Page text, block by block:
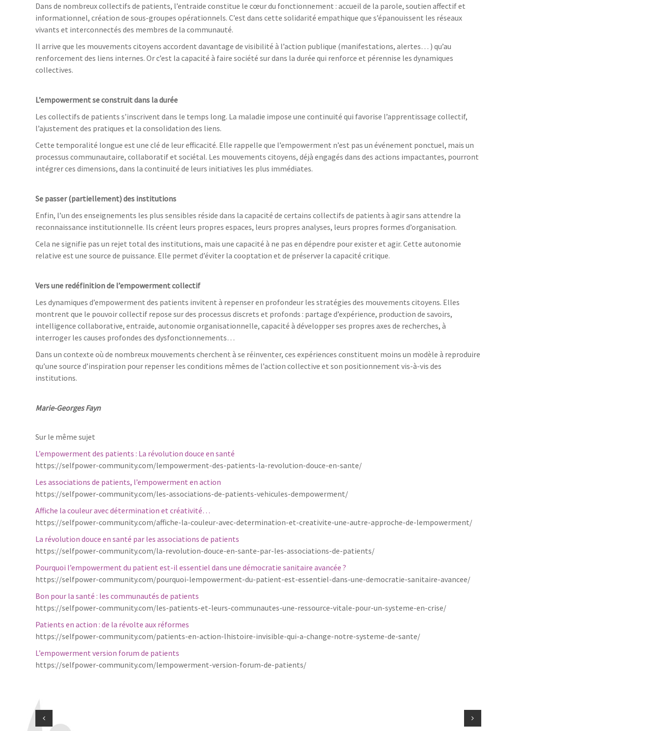
Dans de nombreux collectifs de patients, l’entraide constitue le cœur du fonctionnement : accueil de la parole, soutien affectif et
informationnel, création de sous-groupes opérationnels. C’est dans cette solidarité empathique que s’épanouissent les réseaux
vivants et interconnectés des membres de la communauté.
Il arrive que les mouvements citoyens accordent davantage de visibilité à l’action publique (manifestations, alertes… ) qu’au
renforcement des liens internes. Or c’est la capacité à faire société sur dans la durée qui renforce et pérennise les dynamiques
collectives.
L’empowerment se construit dans la durée
Les collectifs de patients s’inscrivent dans le temps long. La maladie impose une continuité qui favorise l’apprentissage collectif,
l’ajustement des pratiques et la consolidation des liens.
Cette temporalité longue est une clé de leur efficacité. Elle rappelle que l’empowerment n’est pas un événement ponctuel, mais un
processus communautaire, collaboratif et sociétal. Les mouvements citoyens, déjà engagés dans des actions impactantes, pourront
intégrer ces dimensions, dans la continuité de leurs initiatives les plus immédiates.
Se passer (partiellement) des institutions
Enfin, l’un des enseignements les plus sensibles réside dans la capacité de certains collectifs de patients à agir sans attendre la
reconnaissance institutionnelle. Ils créent leurs propres espaces, leurs propres analyses, leurs propres formes d’organisation.
Cela ne signifie pas un rejet total des institutions, mais une capacité à ne pas en dépendre pour exister et agir. Cette autonomie
relative est une source de puissance. Elle permet d’éviter la cooptation et de préserver la capacité critique.
Vers une redéfinition de l’empowerment collectif
Les dynamiques d’empowerment des patients invitent à repenser en profondeur les stratégies des mouvements citoyens. Elles
montrent que le pouvoir collectif repose sur des processus discrets et profonds : partage d’expérience, production de savoirs,
intelligence collaborative, entraide, autonomie organisationnelle, capacité à développer ses propres axes de recherches, à
interroger les causes profondes des dysfonctionnements…
Dans un contexte où de nombreux mouvements cherchent à se réinventer, ces expériences constituent moins un modèle à reproduire
qu’une source d’inspiration pour repenser les conditions mêmes de l’action collective et son positionnement vis-à-vis des
institutions.
Marie-Georges Fayn
Sur le même sujet
L’empowerment des patients : La révolution douce en santé
https://selfpower-community.com/lempowerment-des-patients-la-revolution-douce-en-sante/
Les associations de patients, l’empowerment en action
https://selfpower-community.com/les-associations-de-patients-vehicules-dempowerment/
Affiche la couleur avec détermination et créativité…
https://selfpower-community.com/affiche-la-couleur-avec-determination-et-creativite-une-autre-approche-de-lempowerment/
La révolution douce en santé par les associations de patients
https://selfpower-community.com/la-revolution-douce-en-sante-par-les-associations-de-patients/
Pourquoi l’empowerment du patient est-il essentiel dans une démocratie sanitaire avancée ?
https://selfpower-community.com/pourquoi-lempowerment-du-patient-est-essentiel-dans-une-democratie-sanitaire-avancee/
Bon pour la santé : les communautés de patients
https://selfpower-community.com/les-patients-et-leurs-communautes-une-ressource-vitale-pour-un-systeme-en-crise/
Patients en action : de la révolte aux réformes
https://selfpower-community.com/patients-en-action-lhistoire-invisible-qui-a-change-notre-systeme-de-sante/
L’empowerment version forum de patients
https://selfpower-community.com/lempowerment-version-forum-de-patients/